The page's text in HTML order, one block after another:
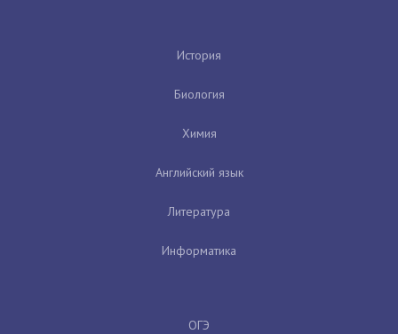
История
Биология
Химия
Английский язык
Литература
Информатика
ОГЭ